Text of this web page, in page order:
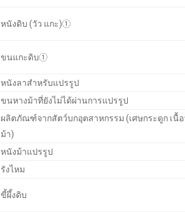
หนังดิบ (วัว แกะ)①
ขนแกะดิบ①
หนังลาสำหรับแปรรูป
ขนหางม้าที่ยังไม่ได้ผ่านการแปรรูป
ผลิตภัณฑ์จากสัตว์บกอุตสาหกรรม (เศษกระดูก เนื้
ม้า)
หนังม้าแปรรูป
รังไหม
ขี้ผึ้งดิบ